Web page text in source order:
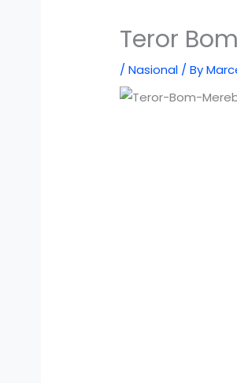
Teror
/Nasional / By